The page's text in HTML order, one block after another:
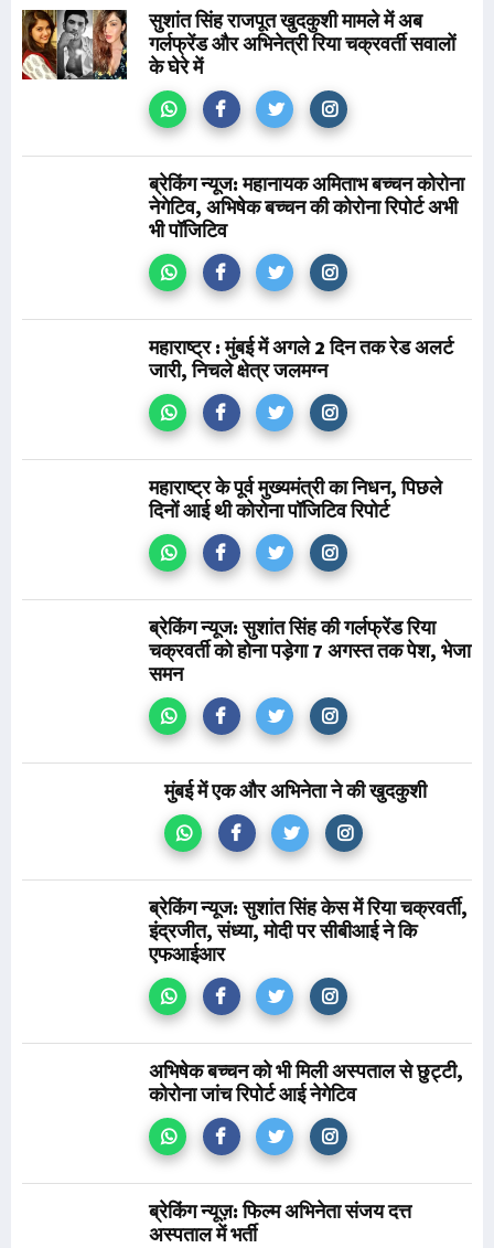
सुशांत सिंह राजपूत खुदकुशी मामले में अब
गर्लफ्रेंड और अभिनेत्री रिया चक्रवर्ती सवालों
के घेरे में
ब्रेकिंग न्यूज: महानायक अमिताभ बच्चन कोरोना
नेगेटिव, अभिषेक बच्चन की कोरोना रिपोर्ट अभी
भी पॉजिटिव
महाराष्ट्र : मुंबई में अगले 2 दिन तक रेड अलर्ट
जारी, निचले क्षेत्र जलमग्न
महाराष्ट्र के पूर्व मुख्यमंत्री का निधन, पिछले
दिनों आई थी कोरोना पॉजिटिव रिपोर्ट
ब्रेकिंग न्यूज: सुशांत सिंह की गर्लफ्रेंड रिया
चक्रवर्ती को होना पड़ेगा 7 अगस्त तक पेश, भेजा
समन
मुंबई में एक और अभिनेता ने की खुदकुशी
ब्रेकिंग न्यूज: सुशांत सिंह केस में रिया चक्रवर्ती,
इंद्रजीत, संध्या, मोदी पर सीबीआई ने कि
एफआईआर
अभिषेक बच्चन को भी मिली अस्पताल से छुट्टी,
कोरोना जांच रिपोर्ट आई नेगेटिव
ब्रेकिंग न्यूज़: फिल्म अभिनेता संजय दत्त
अस्पताल में भर्ती